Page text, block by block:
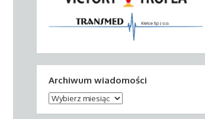
Archiwum wiadomości
Archiwum